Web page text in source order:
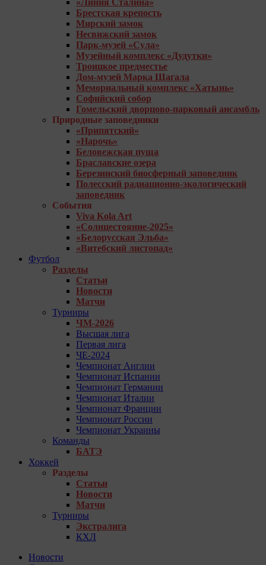
«Линия Сталина»
Брестская крепость
Мирский замок
Несвижский замок
Парк-музей «Сула»
Музейный комплекс «Дудутки»
Троицкое предместье
Дом-музей Марка Шагала
Мемориальный комплекс «Хатынь»
Софийский собор
Гомельский дворцово-парковый ансамбль
Природные заповедники
«Припятский»
«Нарочь»
Беловежская пуща
Браславские озера
Березинский биосферный заповедник
Полесский радиационно-экологический
заповедник
События
Viva Kola Art
«Солнцестояние-2025»
«Белорусская Эльба»
«Витебский листопад»
Футбол
Разделы
Статьи
Новости
Матчи
Турниры
ЧМ-2026
Высшая лига
Первая лига
ЧЕ-2024
Чемпионат Англии
Чемпионат Испании
Чемпионат Германии
Чемпионат Италии
Чемпионат Франции
Чемпионат России
Чемпионат Украины
Команды
БАТЭ
Хоккей
Разделы
Статьи
Новости
Матчи
Турниры
Экстралига
КХЛ
Новости